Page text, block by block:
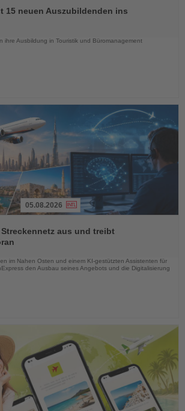
15 neuen Auszubildenden ins
ihre Ausbildung in Touristik und Büromanagement
05.08.2026
aus und treibt
im Nahen Osten und einem KI-gestützten Assistenten für
den Ausbau seines Angebots und die Digitalisierung